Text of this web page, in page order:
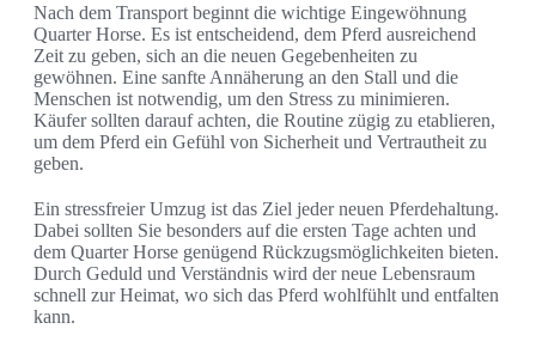
Nach dem Transport beginnt die wichtige Eingewöhnung
Quarter Horse. Es ist entscheidend, dem Pferd ausreichend
Zeit zu geben, sich an die neuen Gegebenheiten zu
gewöhnen. Eine sanfte Annäherung an den Stall und die
Menschen ist notwendig, um den Stress zu minimieren.
Käufer sollten darauf achten, die Routine zügig zu etablieren,
um dem Pferd ein Gefühl von Sicherheit und Vertrautheit zu
geben.
Ein stressfreier Umzug ist das Ziel jeder neuen Pferdehaltung.
Dabei sollten Sie besonders auf die ersten Tage achten und
dem Quarter Horse genügend Rückzugsmöglichkeiten bieten.
Durch Geduld und Verständnis wird der neue Lebensraum
schnell zur Heimat, wo sich das Pferd wohlfühlt und entfalten
kann.